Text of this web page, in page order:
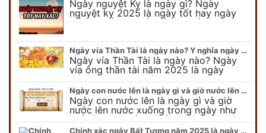
Ngày nguyệt Kỵ là ngày gì? Ngày
nguyệt kỵ 2025 là ngày tốt hay ngày
xấu, xem ngay để biết chi tiết ý nghĩa
Ngày vía Thần Tài là ngày nào? Ý nghĩa ngày vía Thần Tài năm 2025
Ngày vía Thần Tài là ngày nào? Ngày
vía ông thần tài năm 2025 là ngày
mùng 10 âm lịch hàng tháng. Tại sao
trong ngày này, tất cả mọi…
Ngày con nước lên là ngày gì và giờ nước lên nước xuống trong ngày?
Ngày con nước lên là ngày gì và giờ
nước lên nước xuống trong ngày như
thế nào? Có điều gì cần chú ý về ngày
con nước lên? Đừng…
Chính xác ngày Bất Tương năm 2025 là ngày gì mà cực ít người biết